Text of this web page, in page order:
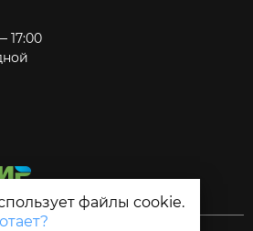
файлы cookie.
17:00